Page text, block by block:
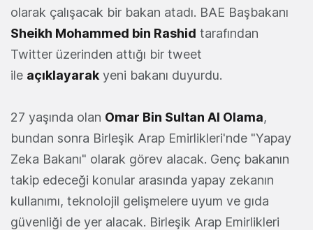
olarak çalışacak bir bakan atadı. BAE Başbakanı
Sheikh Mohammed bin Rashid tarafından
Twitter üzerinden attığı bir tweet
ile açıklayarak yeni bakanı duyurdu.
27 yaşında olan Omar Bin Sultan Al Olama,
bundan sonra Birleşik Arap Emirlikleri'nde "Yapay
Zeka Bakanı" olarak görev alacak. Genç bakanın
takip edeceği konular arasında yapay zekanın
kullanımı, teknolojil gelişmelere uyum ve gıda
güvenliği de yer alacak. Birleşik Arap Emirlikleri